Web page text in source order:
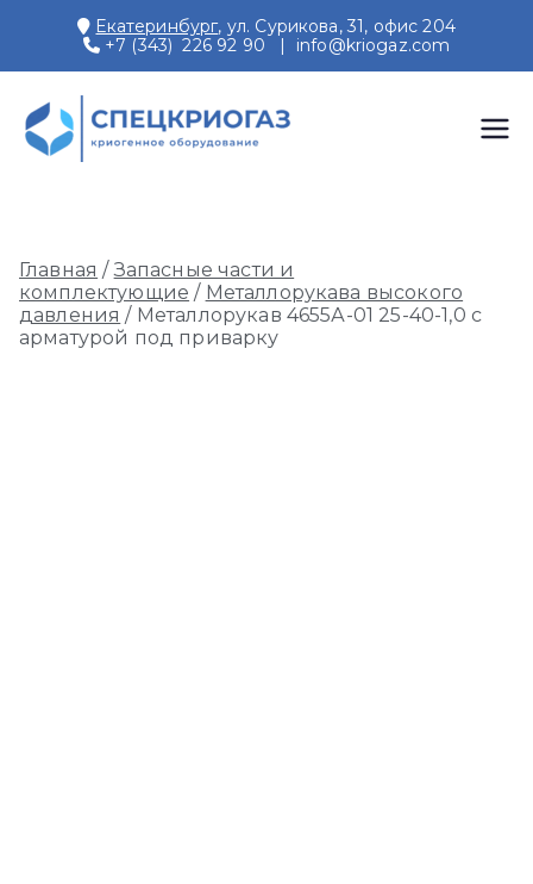
содержимому
Екатеринбург, ул. Сурикова, 31, офис 204
+7 (343) 226 92 90 | info@kriogaz.com
Производство и поставки
Главная /Запасные части и
комплектующие / Металлорукава высокого
давления / Металлорукав 4655А-01 25-40-1,0 с
арматурой под приварку